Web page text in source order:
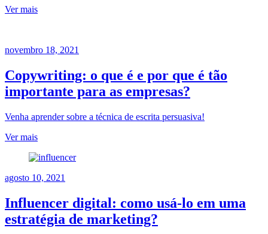
Ver mais
novembro 18, 2021
Copywriting: o que é e por que é tão
importante para as empresas?
Venha aprender sobre a técnica de escrita persuasiva!
Ver mais
agosto 10, 2021
Influencer digital: como usá-lo em uma
estratégia de marketing?